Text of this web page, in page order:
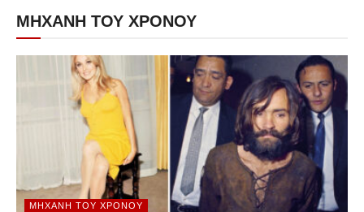
ΜΗΧΑΝΗ ΤΟΥ ΧΡΟΝΟΥ
ΜΗΧΑΝΉ ΤΟΥ ΧΡΌΝΟΥ